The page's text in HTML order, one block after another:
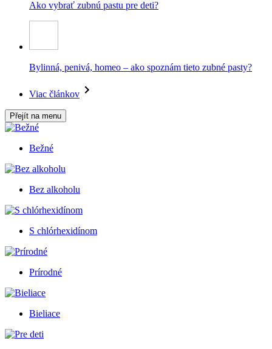
Ako vybrať zubnú pastu pre deti?
Bylinná, penivá, homeo – ako spoznám tieto zubné pasty?
Viac článkov
Přejít na menu
Bežné
Bez alkoholu
S chlórhexidínom
Prírodné
Bieliace